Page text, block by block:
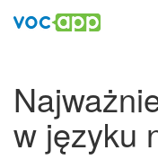
w języku